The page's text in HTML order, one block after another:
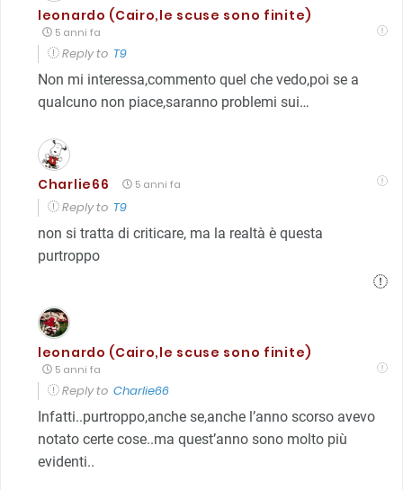
leonardo (Cairo,le scuse sono finite)
5 anni fa
Reply to T9
Non mi interessa,commento quel che vedo,poi se a
qualcuno non piace,saranno problemi sui…
Charlie66 5 anni fa
Reply to T9
non si tratta di criticare, ma la realtà è questa
purtroppo
leonardo (Cairo,le scuse sono finite)
5 anni fa
Reply to Charlie66
Infatti..purtroppo,anche se,anche l’anno scorso avevo
notato certe cose..ma quest’anno sono molto più
evidenti..